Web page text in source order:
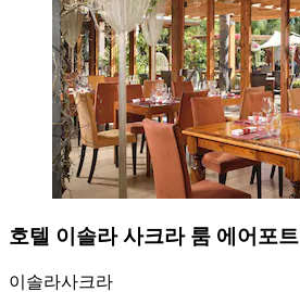
호텔 이솔라 사크라 룸 에어포트
이솔라사크라